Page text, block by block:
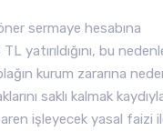
sermaye hesabına
yatırıldığını, bu
kurum zararına
saklı kalmak
işleyecek yasal faizi